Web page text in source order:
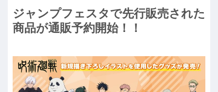
ジャンプフェスタで先行販売された
商品が通販予約開始！！